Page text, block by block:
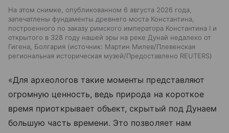
На этом снимке, опубликованном 6 августа 2026 года,
запечатлены фундаменты древнего моста Константина,
построенного по заказу римского императора Константина I и
открытого в 328 году нашей эры на реке Дунай недалеко от
Гигена, Болгария
источник: Мартин Милев/Плевенская
региональная историческая музей/Предоставлено REUTERS
«Для археологов такие моменты представляют
огромную ценность, ведь природа на короткое
время приоткрывает объект, скрытый под Дунаем
большую часть времени. Это позволяет нам